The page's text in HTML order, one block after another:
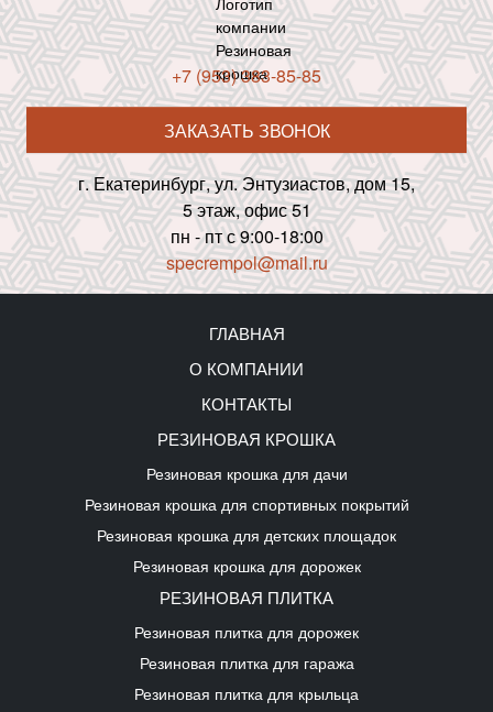
+7 (953) 383-85-85
ЗАКАЗАТЬ ЗВОНОК
г. Екатеринбург, ул. Энтузиастов, дом 15,
5 этаж, офис 51
пн - пт с 9:00-18:00
specrempol@mail.ru
ГЛАВНАЯ
О КОМПАНИИ
КОНТАКТЫ
РЕЗИНОВАЯ КРОШКА
Резиновая крошка для дачи
Резиновая крошка для спортивных покрытий
Резиновая крошка для детских площадок
Резиновая крошка для дорожек
РЕЗИНОВАЯ ПЛИТКА
Резиновая плитка для дорожек
Резиновая плитка для гаража
Резиновая плитка для крыльца